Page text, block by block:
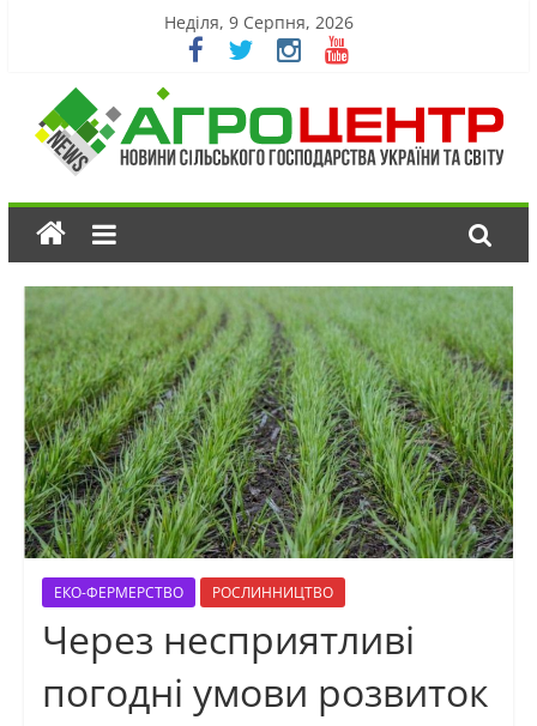
Неділя, 9 Серпня, 2026
ЕКО-ФЕРМЕРСТВО РОСЛИННИЦТВО
Через несприятливі
погодні умови розвиток